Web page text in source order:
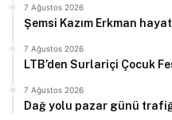
7 Ağustos 2026
Şemsi Kazım Erkman
7 Ağustos 2026
LTB’den Surlariçi Çocuk
7 Ağustos 2026
Dağ yolu pazar günü